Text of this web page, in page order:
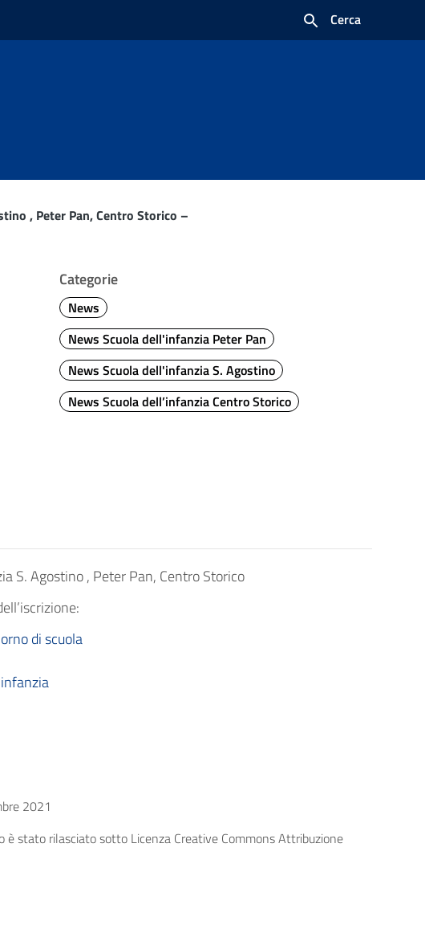
Cerca
, Peter Pan, Centro Storico –
Categorie
News
News Scuola dell'infanzia Peter Pan
News Scuola dell'infanzia S. Agostino
News Scuola dell’infanzia Centro Storico
S. Agostino , Peter Pan, Centro Storico
di scuola
2021
stato rilasciato sotto Licenza Creative Commons Attribuzione